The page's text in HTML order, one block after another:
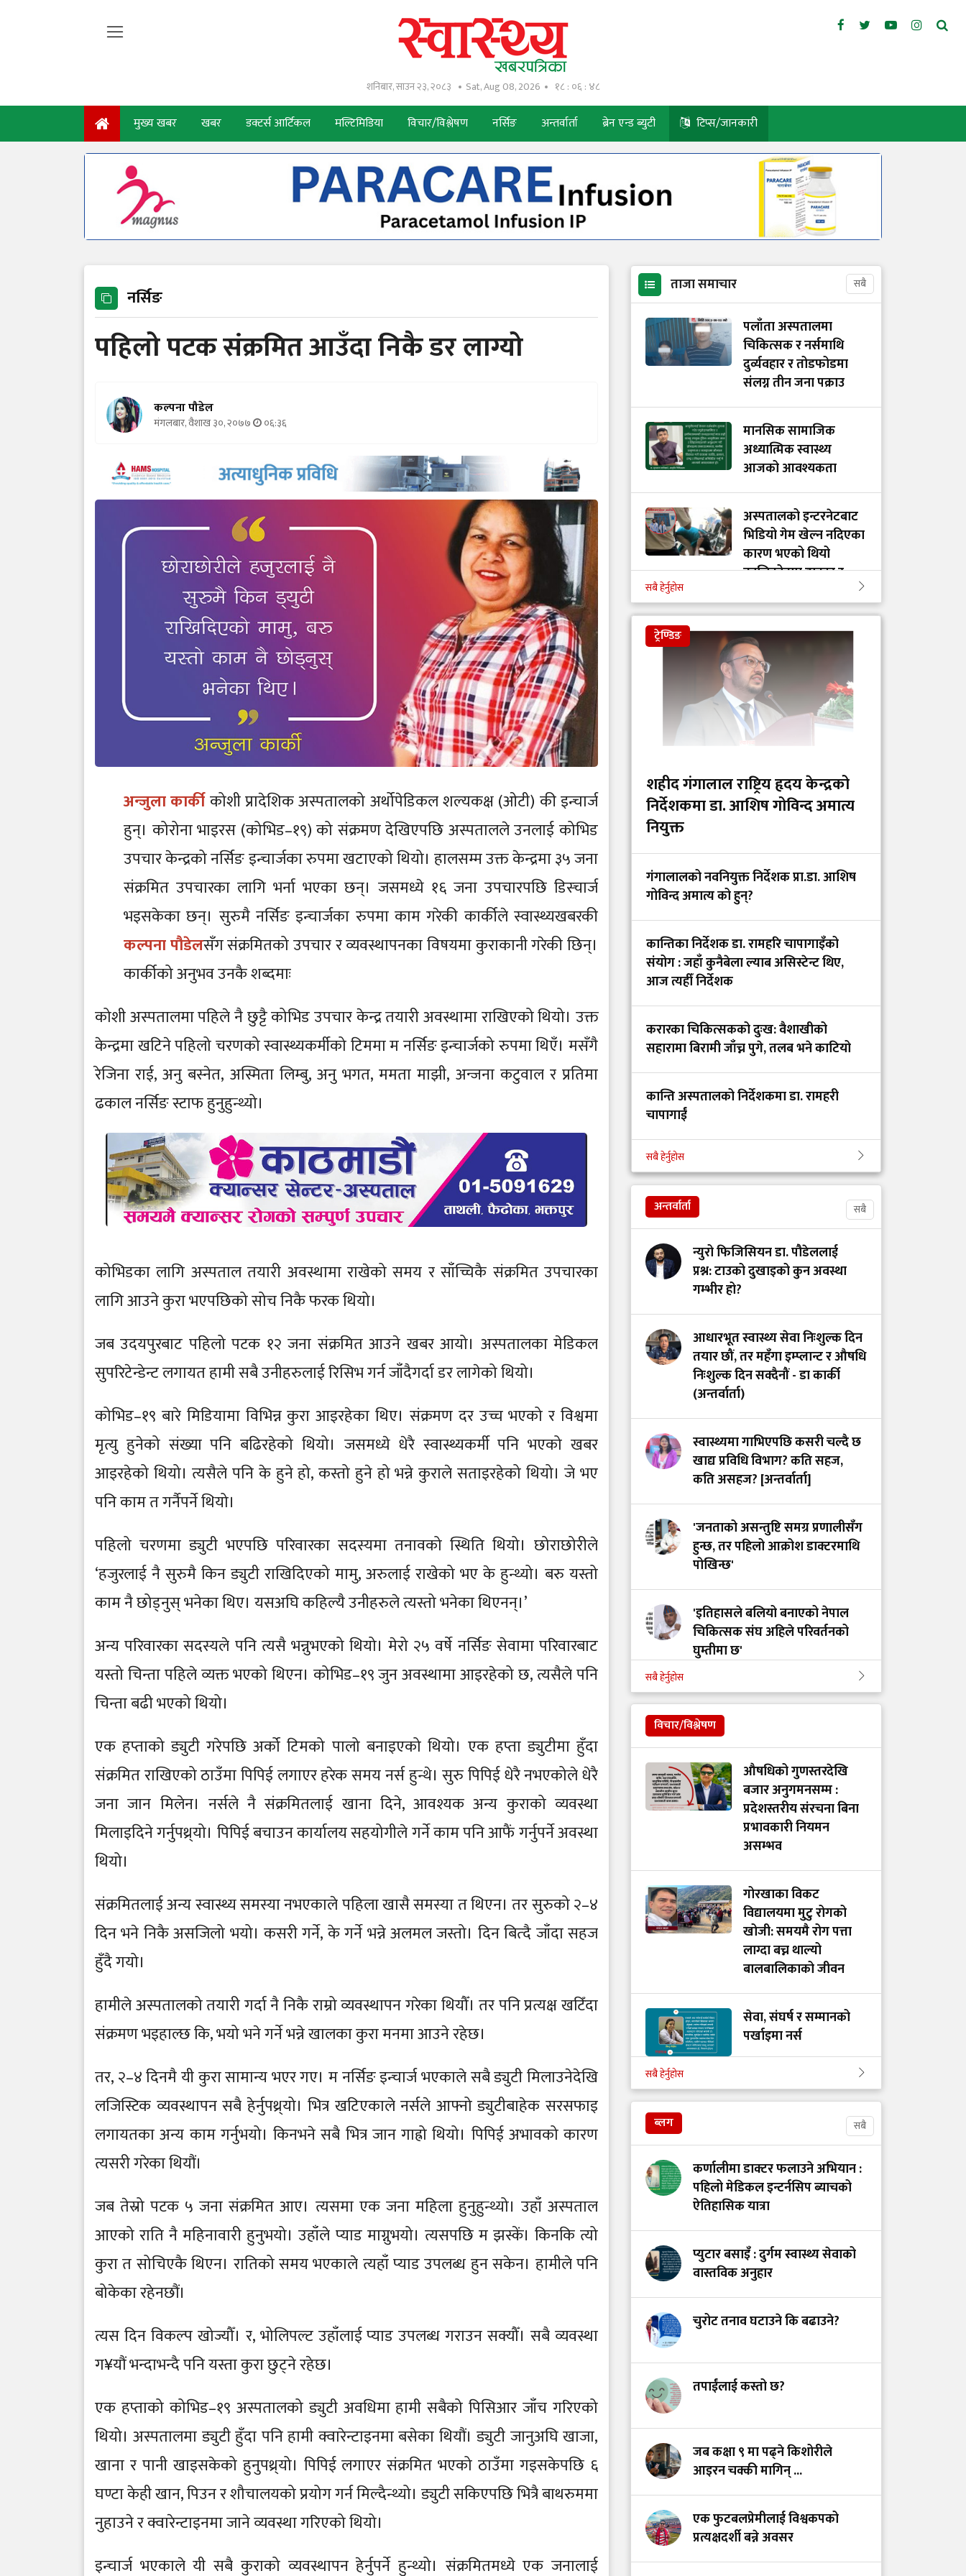
शनिबार, साउन २३, २०८३ Sat, Aug 08, 2026 १८ : ०६ : ४९
मुख्य खबर खबर डक्टर्स आर्टिकल मल्टिमिडिया विचार/विश्लेषण नर्सिङ अन्तर्वार्ता ब्रेन एन्ड ब्युटी टिप्स/जानकारी
नर्सिङ
पहिलो पटक संक्रमित आउँदा निकै डर लाग्यो
कल्पना पौडेल
मंगलबार, वैशाख ३०, २०७७ ०६:३६
अन्जुला कार्कीकोशी प्रादेशिक अस्पतालको अर्थोपेडिकल शल्यकक्ष (ओटी) की इन्चार्ज
हुन्। कोरोना भाइरस (कोभिड–१९) को संक्रमण देखिएपछि अस्पतालले उनलाई कोभिड
उपचार केन्द्रको नर्सिङ इन्चार्जका रुपमा खटाएको थियो। हालसम्म उक्त केन्द्रमा ३५ जना
संक्रमित उपचारका लागि भर्ना भएका छन्। जसमध्ये १६ जना उपचारपछि डिस्चार्ज
भइसकेका छन्। सुरुमै नर्सिङ इन्चार्जका रुपमा काम गरेकी कार्कीले स्वास्थ्यखबरकी
कल्पना पौडेलसँग संक्रमितको उपचार र व्यवस्थापनका विषयमा कुराकानी गरेकी छिन्।
कार्कीको अनुभव उनकै शब्दमाः
कोशी अस्पतालमा पहिले नै छुट्टै कोभिड उपचार केन्द्र तयारी अवस्थामा राखिएको थियो। उक्त
केन्द्रमा खटिने पहिलो चरणको स्वास्थ्यकर्मीको टिममा म नर्सिङ इन्चार्जको रुपमा थिएँ। मसँगै
रेजिना राई, अनु बस्नेत, अस्मिता लिम्बु, अनु भगत, ममता माझी, अन्जना कटुवाल र प्रतिमा
ढकाल नर्सिङ स्टाफ हुनुहुन्थ्यो।
कोभिडका लागि अस्पताल तयारी अवस्थामा राखेको समय र साँच्चिकै संक्रमित उपचारका
लागि आउने कुरा भएपछिको सोच निकै फरक थियो।
जब उदयपुरबाट पहिलो पटक १२ जना संक्रमित आउने खबर आयो। अस्पतालका मेडिकल
सुपरिटेन्डेन्ट लगायत हामी सबै उनीहरुलाई रिसिभ गर्न जाँदैगर्दा डर लागेको थियो।
कोभिड–१९ बारे मिडियामा विभिन्न कुरा आइरहेका थिए। संक्रमण दर उच्च भएको र विश्वमा
मृत्यु हुनेको संख्या पनि बढिरहेको थियो। जसमध्ये धेरै स्वास्थ्यकर्मी पनि भएको खबर
आइरहेको थियो। त्यसैले पनि के हुने हो, कस्तो हुने हो भन्ने कुराले सताइरहेको थियो। जे भए
पनि काम त गर्नैपर्ने थियो।
पहिलो चरणमा ड्युटी भएपछि परिवारका सदस्यमा तनावको स्थिति थियो। छोराछोरीले
‘हजुरलाई नै सुरुमै किन ड्युटी राखिदिएको मामु, अरुलाई राखेको भए के हुन्थ्यो। बरु यस्तो
काम नै छोड्नुस् भनेका थिए। यसअघि कहिल्यै उनीहरुले त्यस्तो भनेका थिएनन्।’
अन्य परिवारका सदस्यले पनि त्यसै भन्नुभएको थियो। मेरो २५ वर्षे नर्सिङ सेवामा परिवारबाट
यस्तो चिन्ता पहिले व्यक्त भएको थिएन। कोभिड–१९ जुन अवस्थामा आइरहेको छ, त्यसैले पनि
चिन्ता बढी भएको थियो।
एक हप्ताको ड्युटी गरेपछि अर्को टिमको पालो बनाइएको थियो। एक हप्ता ड्युटीमा हुँदा
संक्रमित राखिएको ठाउँमा पिपिई लगाएर हरेक समय नर्स हुन्थे। सुरु पिपिई धेरै नभएकोले धेरै
जना जान मिलेन। नर्सले नै संक्रमितलाई खाना दिने, आवश्यक अन्य कुराको व्यवस्था
मिलाइदिने गर्नुपथ्र्यो। पिपिई बचाउन कार्यालय सहयोगीले गर्ने काम पनि आफैं गर्नुपर्ने अवस्था
थियो।
संक्रमितलाई अन्य स्वास्थ्य समस्या नभएकाले पहिला खासै समस्या त थिएन। तर सुरुको २–४
दिन भने निकै असजिलो भयो। कसरी गर्ने, के गर्ने भन्ने अलमल जस्तो। दिन बित्दै जाँदा सहज
हुँदै गयो।
हामीले अस्पतालको तयारी गर्दा नै निकै राम्रो व्यवस्थापन गरेका थियौँ। तर पनि प्रत्यक्ष खटिँदा
संक्रमण भइहाल्छ कि, भयो भने गर्ने भन्ने खालका कुरा मनमा आउने रहेछ।
तर, २–४ दिनमै यी कुरा सामान्य भएर गए। म नर्सिङ इन्चार्ज भएकाले सबै ड्युटी मिलाउनेदेखि
लजिस्टिक व्यवस्थापन सबै हेर्नुपथ्र्यो। भित्र खटिएकाले नर्सले आफ्नो ड्युटीबाहेक सरसफाइ
लगायतका अन्य काम गर्नुभयो। किनभने सबै भित्र जान गाह्रो थियो। पिपिई अभावको कारण
त्यसरी गरेका थियौं।
जब तेस्रो पटक ५ जना संक्रमित आए। त्यसमा एक जना महिला हुनुहुन्थ्यो। उहाँ अस्पताल
आएको राति नै महिनावारी हुनुभयो। उहाँले प्याड माग्नुभयो। त्यसपछि म झस्कें। किनकि त्यो
कुरा त सोचिएकै थिएन। रातिको समय भएकाले त्यहाँ प्याड उपलब्ध हुन सकेन। हामीले पनि
बोकेका रहेनछौं।
त्यस दिन विकल्प खोज्यौँ। र, भोलिपल्ट उहाँलाई प्याड उपलब्ध गराउन सक्यौँ। सबै व्यवस्था
ग¥यौं भन्दाभन्दै पनि यस्ता कुरा छुट्ने रहेछ।
एक हप्ताको कोभिड–१९ अस्पतालको ड्युटी अवधिमा हामी सबैको पिसिआर जाँच गरिएको
थियो। अस्पतालमा ड्युटी हुँदा पनि हामी क्वारेन्टाइनमा बसेका थियौं। ड्युटी जानुअघि खाजा,
खाना र पानी खाइसकेको हुनुपथ्र्यो। पिपिई लगाएर संक्रमित भएको ठाउँमा गइसकेपछि ६
घण्टा केही खान, पिउन र शौचालयको प्रयोग गर्न मिल्दैन्थ्यो। ड्युटी सकिएपछि भित्रै बाथरुममा
नुहाउने र क्वारेन्टाइनमा जाने व्यवस्था गरिएको थियो।
इन्चार्ज भएकाले यी सबै कुराको व्यवस्थापन हेर्नुपर्ने हुन्थ्यो। संक्रमितमध्ये एक जनालाई
ताजा समाचार सबै
पलाँता अस्पतालमा
चिकित्सक र नर्समाथि
दुर्व्यवहार र तोडफोडमा
संलग्न तीन जना पक्राउ
मानसिक सामाजिक
अध्यात्मिक स्वास्थ्य
आजको आवश्यकता
अस्पतालको इन्टरनेटबाट
भिडियो गेम खेल्न नदिएका
कारण भएको थियो
कालिकोटमा डाक्टर र
डाक्टर बाबु-छोराको आदर्श
र कर्पोरेट स्वार्थ देखाउने
फिल्म ‘अरमान’ (युट्युब
लिंकसहित)
औषधिको गुणस्तरदेखि
प्रदेशस्तरीय संरचना बिना
प्रभावकारी नियमन
असम्भव
इन्टर्न चिकित्सक डिल्लि
हरिजन र सरकारबिच ५
बुँदे सहमति, अनशन अन्त्य
ह्याम्स अस्पताल र
गोकर्णेश्वर
सेवा सहकार्य सम्झौता
गेटा विश्वविद्यालयको
शैक्षिक कार्यक्रमका लागि
चारवटा प्रादेशिक
गाभीले नेपाललाई ३ करोड
९६ लाख डलर बराबरको
खोप र १ करोड ८० लाख
आईसीयूमा रहेका
आन्दोलनरत इन्टर्न
सम्बोधन गर्न सांसद खुस्बु
ओलीको आग्रह
सबै हेर्नुहोस
ट्रेण्डिङ
शहीद गंगालाल राष्ट्रिय हृदय केन्द्रको
निर्देशकमा डा. आशिष गोविन्द अमात्य
नियुक्त
गंगालालको नवनियुक्त निर्देशक प्रा.डा. आशिष
गोविन्द अमात्य को हुन्?
कान्तिका निर्देशक डा. रामहरि चापागाइँको
संयोग : जहाँ कुनैबेला ल्याब असिस्टेन्ट थिए,
आज त्यहीँ निर्देशक
करारका चिकित्सकको दुःख: वैशाखीको
सहारामा बिरामी जाँच्न पुगे, तलब भने काटियो
कान्ति अस्पतालको निर्देशकमा डा. रामहरी
चापागाईं
डाक्टर र सांसदका चालकको तलब 'उस्तै' भन्दै
युट्युबर टंक दाहालद्वारा भ्रामक दाबी
सबै हेर्नुहोस
अन्तर्वार्ता सबै
न्युरो फिजिसियन डा. पौडेललाई
प्रश्न: टाउको दुखाइको कुन अवस्था
गम्भीर हो?
आधारभूत स्वास्थ्य सेवा निःशुल्क दिन
तयार छौं, तर महँगा इम्प्लान्ट र औषधि
निःशुल्क दिन सक्दैनौं - डा कार्की
(अन्तर्वार्ता)
स्वास्थ्यमा गाभिएपछि कसरी चल्दै छ
खाद्य प्रविधि विभाग? कति सहज,
कति असहज? [अन्तर्वार्ता]
'जनताको असन्तुष्टि समग्र प्रणालीसँग
हुन्छ, तर पहिलो आक्रोश डाक्टरमाथि
पोखिन्छ'
'इतिहासले बलियो बनाएको नेपाल
चिकित्सक संघ अहिले परिवर्तनको
घुम्तीमा छ'
‘टिम मंगल' चुनावी समूह मात्र थिएन,
मेडिकल मुभमेन्ट हो : डा. मंगल रावल
'हरेक टाउको दुखाइ ब्रेन ट्युमर होइन,
यी लक्षणहरू देखिए हुनसक्छ जोखिम'
डा. अमात्यलाई प्रश्न– धेरै हेडफोन वा
इयरफोनको प्रयोगले कानमा असर
गर्छ ?
सबै हेर्नुहोस
विचार/विश्लेषण
औषधिको गुणस्तरदेखि
बजार अनुगमनसम्म :
प्रदेशस्तरीय संरचना बिना
प्रभावकारी नियमन
असम्भव
गोरखाका विकट
विद्यालयमा मुटु रोगको
खोजी: समयमै रोग पत्ता
लाग्दा बच्न थाल्यो
बालबालिकाको जीवन
सेवा, संघर्ष र सम्मानको
पर्खाइमा नर्स
खाद्य स्वच्छता र गुणस्तर
नियमन: मन्त्रालय परिवर्तन
स्तनपानमैत्री कार्यस्थल
बनाऔँ
अस्तित्वको खोजीमा
नर्सिङ पेसा: साधना
देशको, सम्मान कहिले?
हामी भवन बनाउँदैछौँ कि
स्वास्थ्य प्रणाली?
भयरहित 'जीवनरक्षक',
सुरक्षित अस्पताल:
स्वास्थ्यकर्मी सुरक्षा ऐनमा
कडा परिमार्जनको
सबै हेर्नुहोस
ब्लग सबै
कर्णालीमा डाक्टर फलाउने अभियान :
पहिलो मेडिकल इन्टर्नसिप ब्याचको
ऐतिहासिक यात्रा
प्युटार बसाइँ : दुर्गम स्वास्थ्य सेवाको
वास्तविक अनुहार
चुरोट तनाव घटाउने कि बढाउने?
तपाईंलाई कस्तो छ?
जब कक्षा ९ मा पढ्ने किशोरीले
आइरन चक्की मागिन् ...
एक फुटबलप्रेमीलाई विश्वकपको
प्रत्यक्षदर्शी बन्ने अवसर